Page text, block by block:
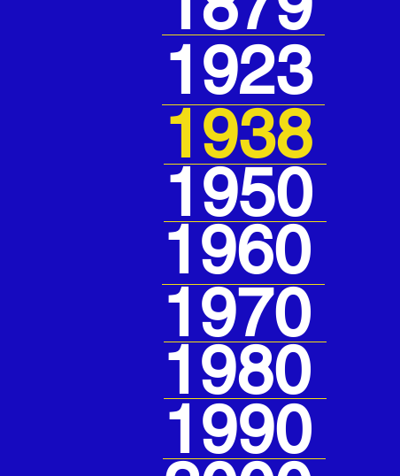
1923
1938
1950
1960
1970
1980
1990